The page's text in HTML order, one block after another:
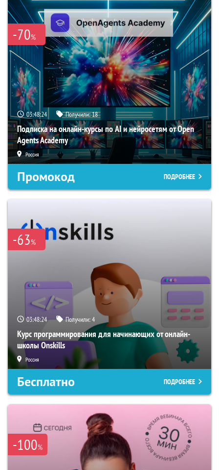
-70%
03:48:23 Получили:18
Подписка на онлайн-курсы по AI и нейросетям от Open
Agents Academy
Россия
Промокод ПОДРОБНЕЕ
-63%
03:48:23 Получили:4
Курс программирования для начинающих от онлайн-
школы Onskills
Россия
Бесплатно ПОДРОБНЕЕ
-100%